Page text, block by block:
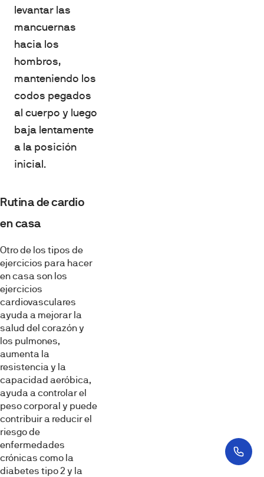
levantar las
mancuernas
hacia los
hombros,
manteniendo los
codos pegados
al cuerpo y luego
baja lentamente
a la posición
inicial.
Rutina de cardio
en casa
Otro de los tipos de
ejercicios para hacer
en casa son los
ejercicios
cardiovasculares
ayuda a mejorar la
salud del corazón y
los pulmones,
aumenta la
resistencia y la
capacidad aeróbica,
ayuda a controlar el
peso corporal y puede
contribuir a reducir el
riesgo de
enfermedades
crónicas como la
diabetes tipo 2 y la